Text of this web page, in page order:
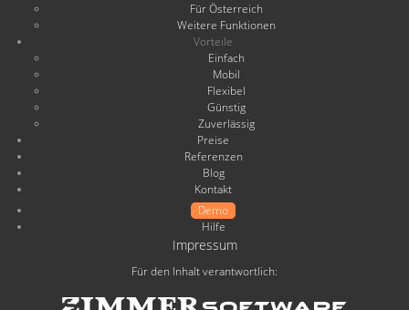
Für Österreich
Weitere Funktionen
Vorteile
Einfach
Mobil
Flexibel
Günstig
Zuverlässig
Preise
Referenzen
Blog
Kontakt
Demo
Hilfe
Impressum
Für den Inhalt verantwortlich: